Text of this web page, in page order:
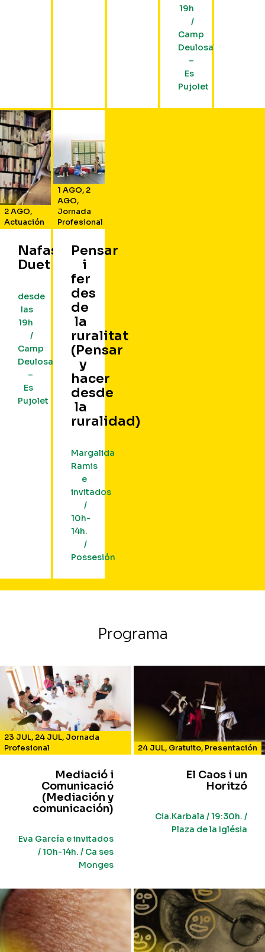
19h
/
Camp
Deulosal
–
Es
Pujolet
2 AGO,
Actuación
Nafas
Duet
desde
las
19h
/
Camp
Deulosal
–
Es
Pujolet
1 AGO, 2
AGO,
Jornada
Profesional
Pensar
i
fer
des
de
la
ruralitat
(Pensar
y
hacer
desde
la
ruralidad)
Margalida
Ramis
e
invitados
/
10h-
14h.
/
Possesión
Programa
23 JUL, 24 JUL, Jornada
Profesional
Mediació i
Comunicació
(Mediación y
comunicación)
Eva García e invitados
/ 10h-14h. / Ca ses
Monges
24 JUL, Gratuito, Presentación
El Caos i un
Horitzó
Cia.Karbala / 19:30h. /
Plaza de la Iglésia